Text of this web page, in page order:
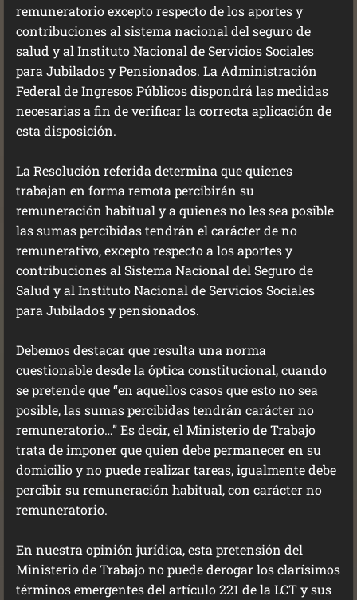
remuneratorio excepto respecto de los aportes y
contribuciones al sistema nacional del seguro de
salud y al Instituto Nacional de Servicios Sociales
para Jubilados y Pensionados. La Administración
Federal de Ingresos Públicos dispondrá las medidas
necesarias a fin de verificar la correcta aplicación de
esta disposición.
La Resolución referida determina que quienes
trabajan en forma remota percibirán su
remuneración habitual y a quienes no les sea posible
las sumas percibidas tendrán el carácter de no
remunerativo, excepto respecto a los aportes y
contribuciones al Sistema Nacional del Seguro de
Salud y al Instituto Nacional de Servicios Sociales
para Jubilados y pensionados.
Debemos destacar que resulta una norma
cuestionable desde la óptica constitucional, cuando
se pretende que “en aquellos casos que esto no sea
posible, las sumas percibidas tendrán carácter no
remuneratorio…” Es decir, el Ministerio de Trabajo
trata de imponer que quien debe permanecer en su
domicilio y no puede realizar tareas, igualmente debe
percibir su remuneración habitual, con carácter no
remuneratorio.
En nuestra opinión jurídica, esta pretensión del
Ministerio de Trabajo no puede derogar los clarísimos
términos emergentes del artículo 221 de la LCT y sus